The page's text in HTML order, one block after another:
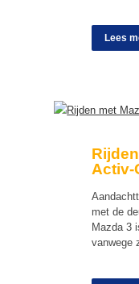
Lees
Activ-
met de
Mazda 3
vanwege